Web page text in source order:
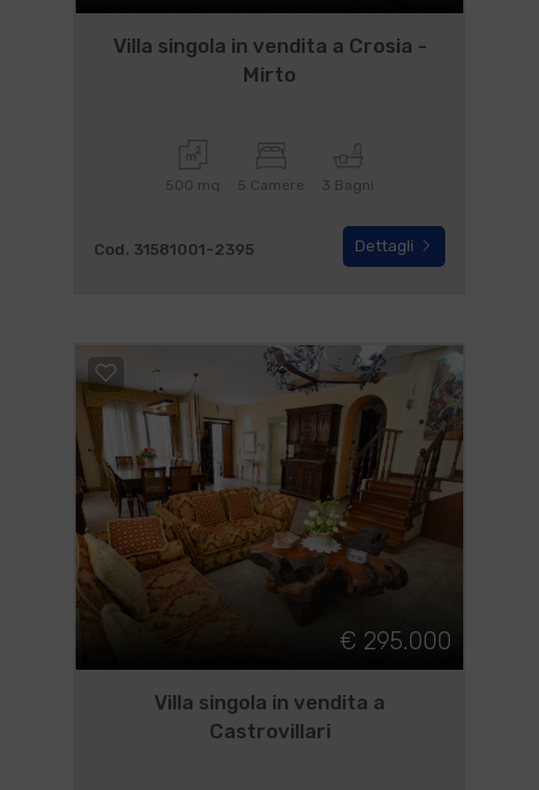
Villa singola in vendita a Crosia -
Mirto
500 mq 5 Camere 3 Bagni
Cod. 31581001-2395 Dettagli
€ 295.000
Villa singola in vendita a
Castrovillari